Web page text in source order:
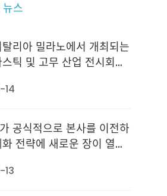
스
리아 밀라노에서 개최되는
틱 및 고무 산업 전시회
공식적으로 본사를 이전하
전략에 새로운 장이 열렸